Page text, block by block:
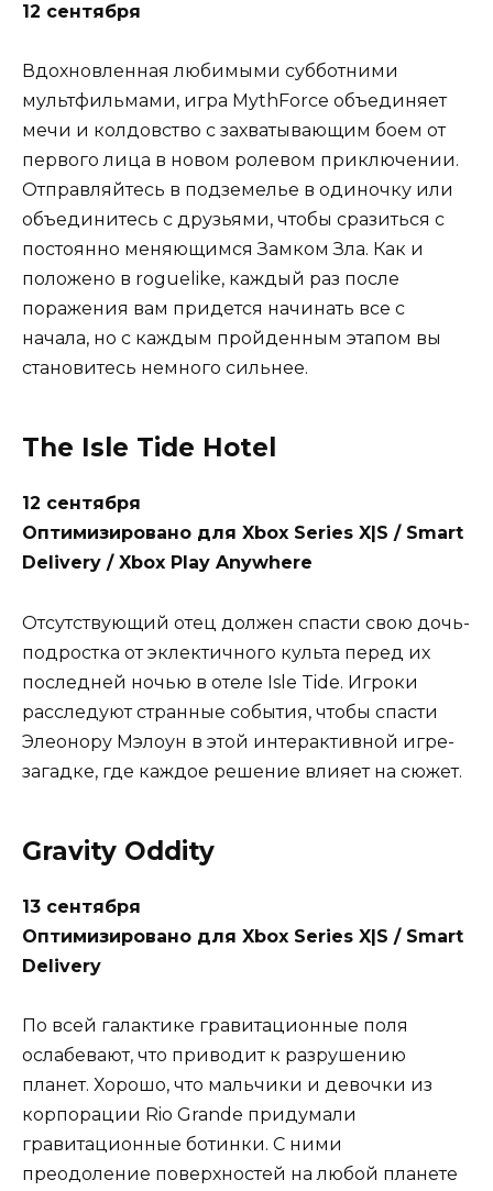
12 сентября
Вдохновленная любимыми субботними
мультфильмами, игра MythForce объединяет
мечи и колдовство с захватывающим боем от
первого лица в новом ролевом приключении.
Отправляйтесь в подземелье в одиночку или
объединитесь с друзьями, чтобы сразиться с
постоянно меняющимся Замком Зла. Как и
положено в roguelike, каждый раз после
поражения вам придется начинать все с
начала, но с каждым пройденным этапом вы
становитесь немного сильнее.
The Isle Tide Hotel
12 сентября
Оптимизировано для Xbox Series X|S / Smart
Delivery / Xbox Play Anywhere
Отсутствующий отец должен спасти свою дочь-
подростка от эклектичного культа перед их
последней ночью в отеле Isle Tide. Игроки
расследуют странные события, чтобы спасти
Элеонору Мэлоун в этой интерактивной игре-
загадке, где каждое решение влияет на сюжет.
Gravity Oddity
13 сентября
Оптимизировано для Xbox Series X|S / Smart
Delivery
По всей галактике гравитационные поля
ослабевают, что приводит к разрушению
планет. Хорошо, что мальчики и девочки из
корпорации Rio Grande придумали
гравитационные ботинки. С ними
преодоление поверхностей на любой планете